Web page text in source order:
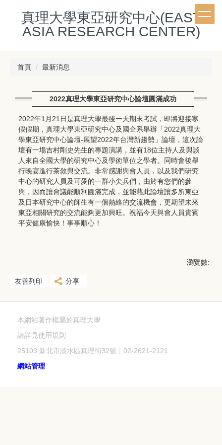
真理大學東亞研究中心(EAST
ASIA RESEARCH CENTER)
首頁 最新消息
2022真理大學東亞研究中心論壇圓滿成功
2022年1月21日是真理大學最後一天期末考試，即將迎接寒
假假期，真理大學東亞研究中心及國企系舉辦「2022真理大
學東亞研究中心論壇-展望2022年台灣新趨勢」論壇，這次論
壇有一場吉村剛史先生的專題演講，並有18位主持人及與談
人來自全國大學的研究中心及學術單位之學者。同時會後舉
行晚宴進行茶敘與交流。非常感謝與會人員，以及我們研究
中心的研究人員及可愛的一群小尖兵們，由於有您們的參
與，因而讓會議能順利圓滿完成，並能藉此論壇讓多所東亞
及日本研究中心的師生有一個熱絡的交流機會，更期望未來
東亞相關研究的交流能夠更加興旺。祝福今天與會人員貴賓
平安健康愉快！事事順心！
瀏覽數:
友善列印 分享
本網站著作權屬於真理大學
請詳見使用規則
25103 新北市淡水區真理街32號｜02-2621-2121
網站管理